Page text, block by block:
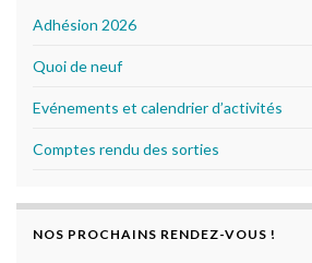
Adhésion 2026
Quoi de neuf
Evénements et calendrier d’activités
Comptes rendu des sorties
NOS PROCHAINS RENDEZ-VOUS !